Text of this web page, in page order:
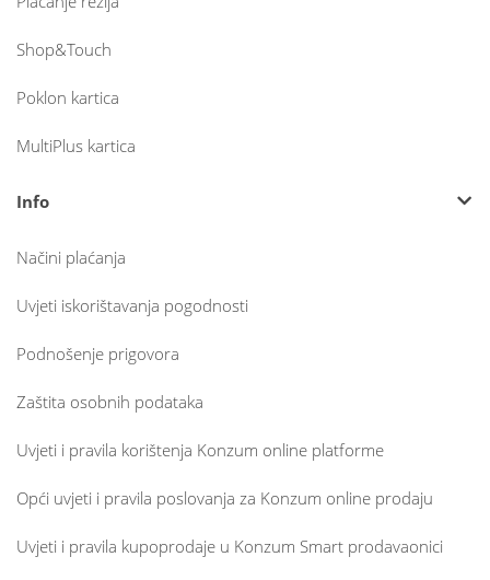
Shop&Touch
Poklon kartica
MultiPlus kartica
Info
Načini plaćanja
Uvjeti iskorištavanja pogodnosti
Podnošenje prigovora
Zaštita osobnih podataka
Uvjeti i pravila korištenja Konzum online platforme
Opći uvjeti i pravila poslovanja za Konzum online prodaju
Uvjeti i pravila kupoprodaje u Konzum Smart prodavaonici